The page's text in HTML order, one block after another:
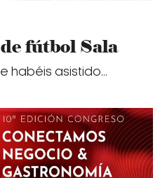
fútbol Sala
habéis asistido...